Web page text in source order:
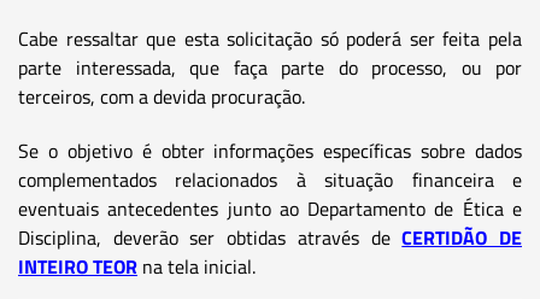
Cabe ressaltar que esta solicitação só poderá ser feita pela
parte interessada, que faça parte do processo, ou por
terceiros, com a devida procuração.
Se o objetivo é obter informações específicas sobre dados
complementados relacionados à situação financeira e
eventuais antecedentes junto ao Departamento de Ética e
Disciplina, deverão ser obtidas através deCERTIDÃO DE
INTEIRO TEOR na tela inicial.